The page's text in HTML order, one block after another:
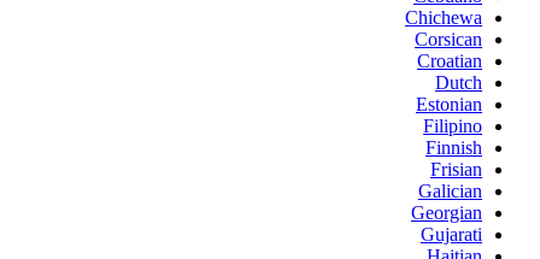
Chichewa
Corsican
Croatian
Dutch
Estonian
Filipino
Finnish
Frisian
Galician
Georgian
Gujarati